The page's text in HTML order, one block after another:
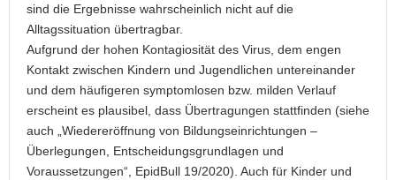
sind die Ergebnisse wahrscheinlich nicht auf die
Alltagssituation übertragbar.
Aufgrund der hohen Kontagiosität des Virus, dem engen
Kontakt zwischen Kindern und Jugendlichen untereinander
und dem häufigeren symptomlosen bzw. milden Verlauf
erscheint es plausibel, dass Übertragungen stattfinden (siehe
auch „Wiedereröffnung von Bildungseinrichtungen –
Überlegungen, Entscheidungsgrundlagen und
Voraussetzungen“, EpidBull 19/2020). Auch für Kinder und